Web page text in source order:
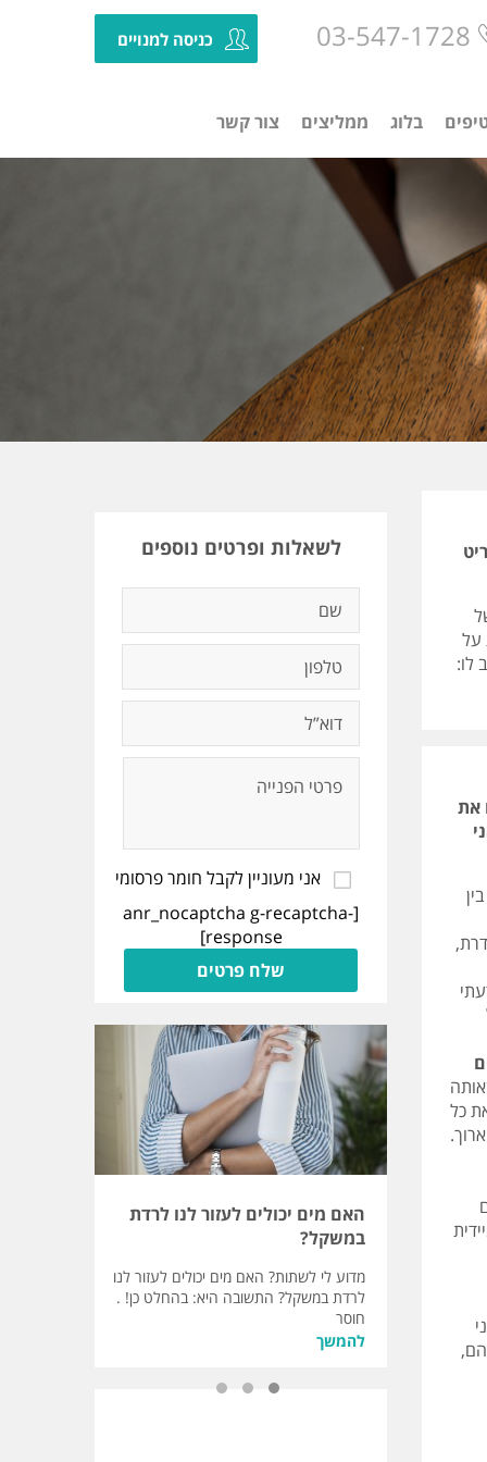
בלוג ממליצים צור קשר
03-547-1728 כניסה למנויים
על
לו:
את
ידעתי
כל
לשאלות ופרטים נוספים
אני מעוניין לקבל חומר פרסומי
[anr_nocaptcha g-recaptcha-
response]
האם מים יכולים לעזור לנו לרדת
במשקל?
מדוע לי לשתות? האם מים יכולים לעזור לנו
לרדת במשקל? התשובה היא: בהחלט כן! .
חוסר
להמשך